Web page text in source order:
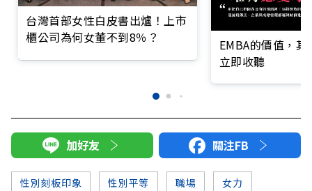
台灣首部女性白皮書出爐！上市
櫃公司為何女董不到8％？
EMBA的價值，
立即收聽
加好友 關注FB
性別刻板印象 性別平等 職場 女力